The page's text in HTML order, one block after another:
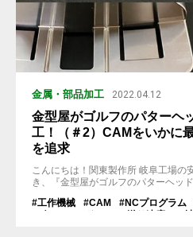
金属・部品加工 2022.04.12
金型屋がゴルフのパターヘ
工！（＃2）CAMをいかに
を追求
こんにちは！関東製作所 岐阜工場の
き、『金型屋がゴルフのパターヘッ
加工機で加工！ 高級品と同等レベル
#工作機械 #CAM #NCプログラム
#ボールエンドミル
#送り速度 #3